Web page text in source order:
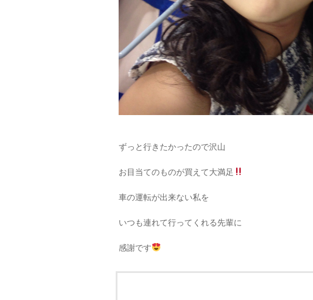
ずっと行きたかったので沢山
お目当てのものが買えて大満足
車の運転が出来ない私を
いつも連れて行ってくれる先輩に
感謝です